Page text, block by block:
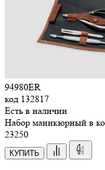
94980ER
код 132817
Есть в наличии
Набор маникюрный в
23250
КУПИТЬ